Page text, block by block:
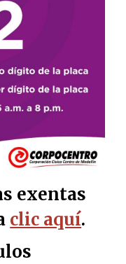
exentas
clic aquí.